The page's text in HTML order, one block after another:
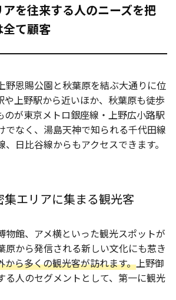
を往来する人のニーズを把
て顧客
野恩賜公園と秋葉原を結ぶ大通りに位
や上野駅から近いほか、秋葉原も徒歩
のが東京メトロ銀座線・上野広小路駅
でなく、湯島天神で知られる千代田線
日比谷線からもアクセスできます。
集エリアに集まる観光客
物館、アメ横といった観光スポットが
原から発信される新しい文化にも惹き
から多くの観光客が訪れます。 上野御
る人のセグメントとして、第一に観光